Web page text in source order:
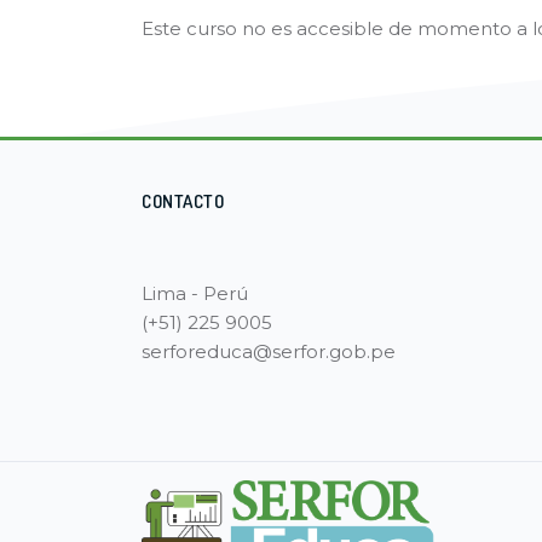
Bloques
Este curso no es accesible de momento a
Bloques
CONTACTO
Lima - Perú
(+51) 225 9005
serforeduca@serfor.gob.pe